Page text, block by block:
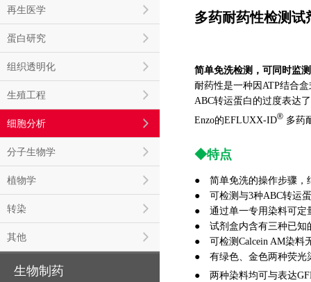
再生医学
蛋白研究
组织透明化
生殖工程
细胞分析
分子生物学
植物学
转染
其他
生物制药
多药耐药性检测
简单免洗检测，可同时监
耐药性是一种因ATP结合
ABC转运蛋白的过度表达
Enzo的EFLUXX-ID® 多药
◆特点
● 简单免洗的操作步骤，
● 可检测与3种ABC转运蛋
● 通过单一专用染料可定
● 试剂盒内含有三种已知
● 可检测Calcein AM染料
● 有绿色、金色两种荧光
● 两种染料均可与表达